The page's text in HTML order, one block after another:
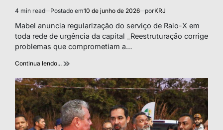
Estimated
read
time
4 min read Postado em10 de junho de 2026 porKRJ
Mabel anuncia regularização do serviço de Raio-X em
toda rede de urgência da capital _Reestruturação corrige
problemas que comprometiam a…
Continua lendo...